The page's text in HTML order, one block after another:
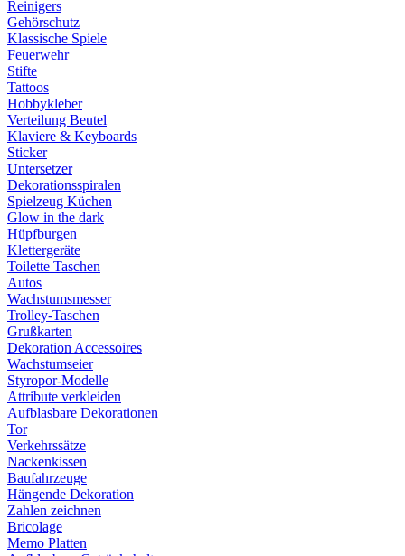
Reinigers
Gehörschutz
Klassische Spiele
Feuerwehr
Stifte
Tattoos
Hobbykleber
Verteilung Beutel
Klaviere & Keyboards
Sticker
Untersetzer
Dekorationsspiralen
Spielzeug Küchen
Glow in the dark
Hüpfburgen
Klettergeräte
Toilette Taschen
Autos
Wachstumsmesser
Trolley-Taschen
Grußkarten
Dekoration Accessoires
Wachstumseier
Styropor-Modelle
Attribute verkleiden
Aufblasbare Dekorationen
Tor
Verkehrssätze
Nackenkissen
Baufahrzeuge
Hängende Dekoration
Zahlen zeichnen
Bricolage
Memo Platten